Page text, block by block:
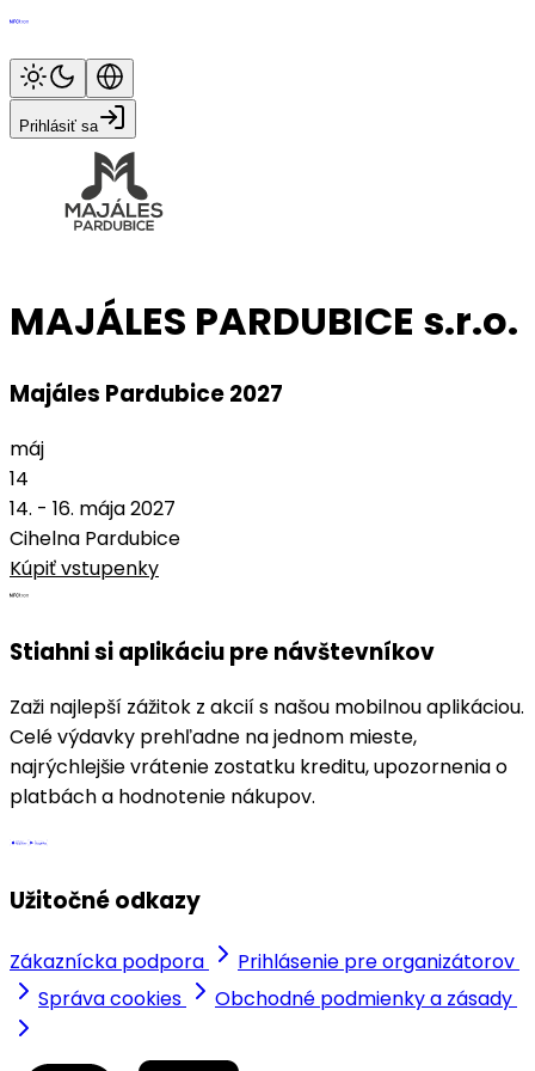
Prihlásiť sa
MAJÁLES PARDUBICE s.r.o.
Majáles Pardubice 2027
máj
14
14. - 16. mája 2027
Cihelna Pardubice
Kúpiť vstupenky
Stiahni si aplikáciu pre návštevníkov
Zaži najlepší zážitok z akcií s našou mobilnou aplikáciou.
Celé výdavky prehľadne na jednom mieste,
najrýchlejšie vrátenie zostatku kreditu, upozornenia o
platbách a hodnotenie nákupov.
Užitočné odkazy
Zákaznícka podpora
Prihlásenie pre organizátorov
Správa cookies
Obchodné podmienky a zásady